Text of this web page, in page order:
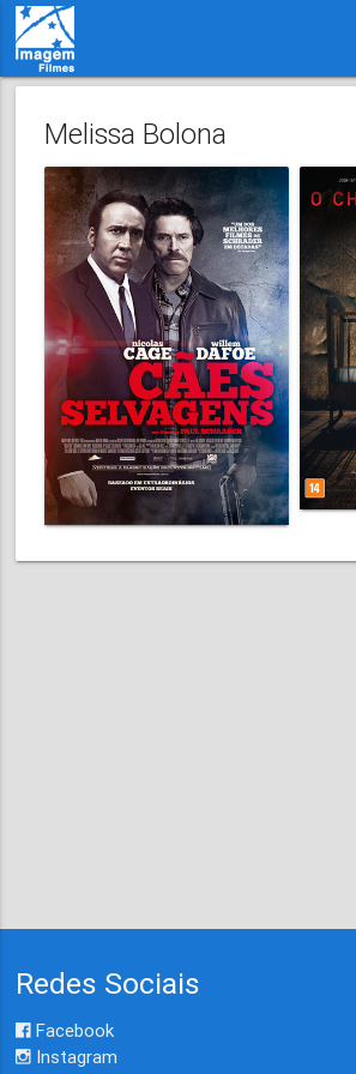
Melissa Bolona
Redes Sociais
Facebook
Instagram